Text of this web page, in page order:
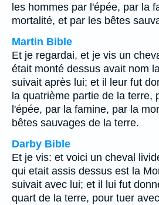
les hommes par l'épée, par la
mortalité, et par les bêtes
Martin Bible
Et je regardai, et je vis un
était monté dessus avait nom
suivait après lui; et il leur fut
la quatrième partie de la terre,
l'épée, par la famine, par la
bêtes sauvages de la terre.
Darby Bible
Et je vis: et voici un cheval
qui etait assis dessus est la
suivait avec lui; et il lui fut
quart de la terre, pour tuer